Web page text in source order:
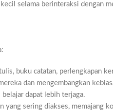
selama berinteraksi dengan
buku catatan, perlengkapan
dan mengembangkan
dapat lebih terjaga.
yang sering diakses, memajang